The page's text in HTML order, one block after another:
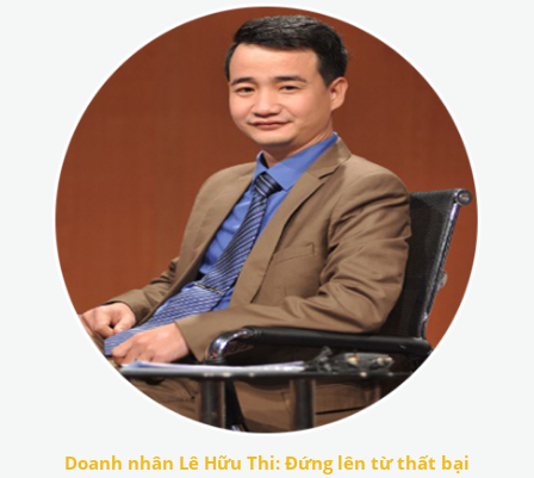
Doanh nhân Lê Hữu Thi: Đứng lên từ thất bại